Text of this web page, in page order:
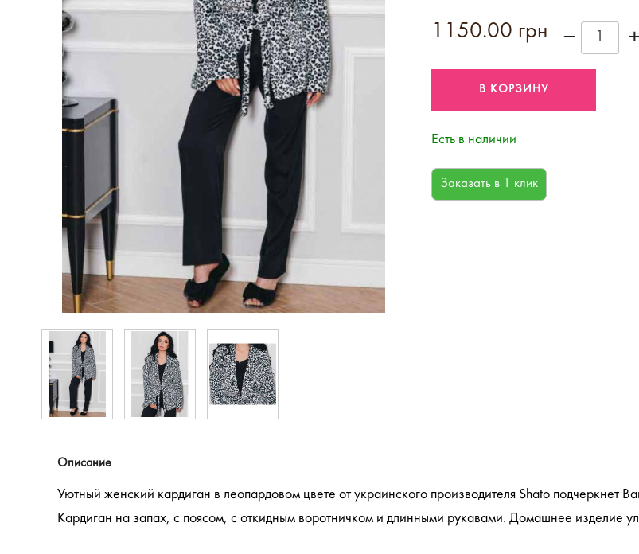
1150.00 грн
Есть в наличии
Описание
Уютный женский кардиган в леопардовом цвете от украинского производителя Shato подчеркнет
Кардиган на запах, с поясом, с откидным воротничком и длинными рукавами. Домашнее изделие